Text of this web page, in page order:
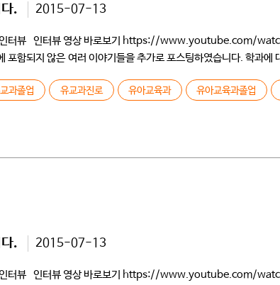
. 2015-07-13
생 인터뷰 인터뷰 영상 바로보기 https://
지 않은 여러 이야기들을 추가로 포스팅하였습니다. 학과에
과졸업 유교과진로 유아교육과 유아교육과졸업
. 2015-07-13
생 인터뷰 인터뷰 영상 바로보기 https://